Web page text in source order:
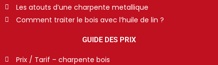
Les atouts d’une charpente metallique
Comment traiter le bois avec l’huile de lin ?
GUIDE DES PRIX
Prix / Tarif – charpente bois